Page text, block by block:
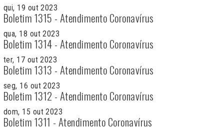
qui, 19 out 2023
Boletim 1315 - Atendimento Coronavírus
qua, 18 out 2023
Boletim 1314 - Atendimento Coronavírus
ter, 17 out 2023
Boletim 1313 - Atendimento Coronavírus
seg, 16 out 2023
Boletim 1312 - Atendimento Coronavírus
dom, 15 out 2023
Boletim 1311 - Atendimento Coronavírus